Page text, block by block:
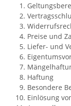
Preise und
Liefer- und
Haftung
Besondere
Einlösung